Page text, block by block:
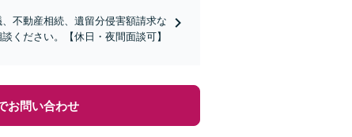
不動産相続、遺留分侵害額請求な
ください。【休日・夜間面談可】
お問い合わせ